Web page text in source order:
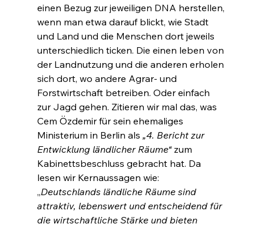
einen Bezug zur jeweiligen DNA herstellen,
wenn man etwa darauf blickt, wie Stadt
und Land und die Menschen dort jeweils
unterschiedlich ticken. Die einen leben von
der Landnutzung und die anderen erholen
sich dort, wo andere Agrar- und
Forstwirtschaft betreiben. Oder einfach
zur Jagd gehen. Zitieren wir mal das, was
Cem Özdemir für sein ehemaliges
Ministerium in Berlin als „4. Bericht zur
Entwicklung ländlicher Räume“ zum
Kabinettsbeschluss gebracht hat. Da
lesen wir Kernaussagen wie:
„Deutschlands ländliche Räume sind
attraktiv, lebenswert und entscheidend für
die wirtschaftliche Stärke und bieten